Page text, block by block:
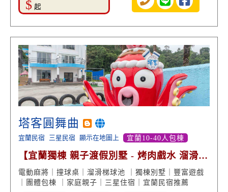
$ 起
塔客圓舞曲
宜蘭民宿 三星民宿 顯示在地圖上 宜蘭10-40人包棟
【宜蘭獨棟 親子渡假別墅 - 烤肉戲水 溜滑梯
球池玩樂】
電動麻將｜撞球桌｜溜滑梯球池 ｜獨棟別墅｜豐富遊戲
｜團體包棟 ｜家庭親子｜三星住宿｜宜蘭民宿推薦